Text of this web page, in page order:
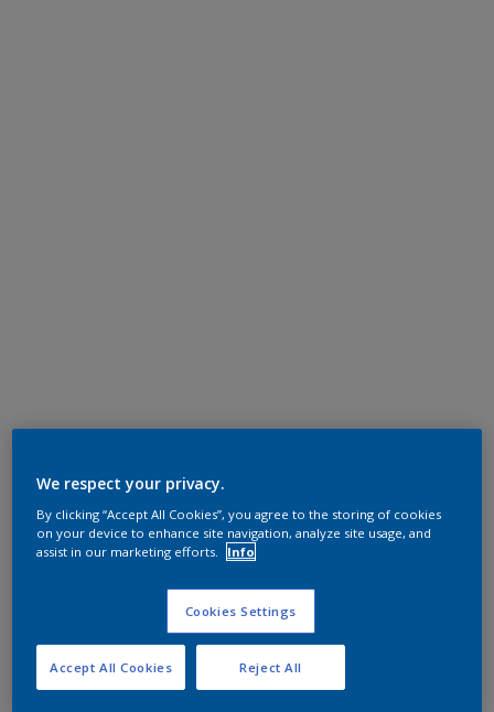
We respect your privacy.
By clicking “Accept All Cookies”, you agree to the storing of cookies
on your device to enhance site navigation, analyze site usage, and
assist in our marketing efforts.
Info
Cookies Settings
Reject All
Accept All Cookies